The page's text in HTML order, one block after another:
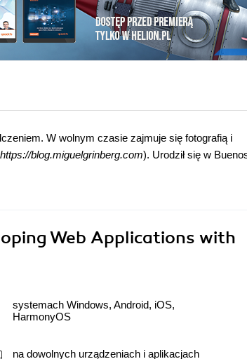
W wolnym czasie zajmuje się fotografią i
https://blog.miguelgrinberg.com). Urodził się w
Web Applications with
systemach Windows, Android, iOS,
HarmonyOS
na dowolnych urządzeniach i aplikacjach